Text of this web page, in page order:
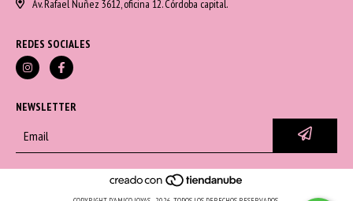
Av. Rafael Nuñez 3612, oficina 12. Córdoba capital.
REDES SOCIALES
NEWSLETTER